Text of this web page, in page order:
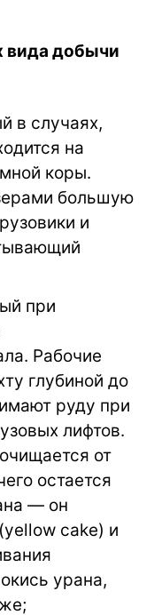
вида добычи
в случаях,
на
коры.
большую
и
при
Рабочие
глубиной до
руду при
лифтов.
от
остается
— он
cake) и
урана,